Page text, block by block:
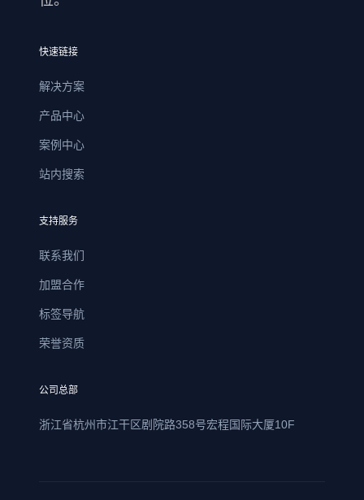
快速链接
解决方案
产品中心
案例中心
站内搜索
支持服务
联系我们
加盟合作
标签导航
荣誉资质
公司总部
浙江省杭州市江干区剧院路358号宏程国际大厦10F